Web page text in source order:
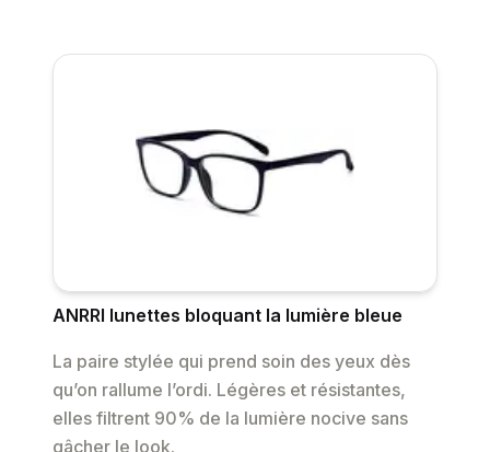
ANRRI lunettes bloquant la lumière bleue
La paire stylée qui prend soin des yeux dès
qu’on rallume l’ordi. Légères et résistantes,
elles filtrent 90% de la lumière nocive sans
gâcher le look.